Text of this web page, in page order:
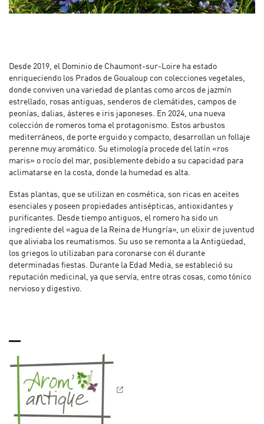
Desde 2019, el Dominio de Chaumont-sur-Loire ha estado
enriqueciendo los Prados de Goualoup con colecciones vegetales,
donde conviven una variedad de plantas como arcos de jazmín
estrellado, rosas antiguas, senderos de clemátides, campos de
peonías, dalias, ásteres e iris japoneses. En 2024, una nueva
colección de romeros toma el protagonismo. Estos arbustos
mediterráneos, de porte erguido y compacto, desarrollan un follaje
perenne muy aromático. Su etimología procede del latín «ros
maris» o rocío del mar, posiblemente debido a su capacidad para
aclimatarse en la costa, donde la humedad es alta.
Estas plantas, que se utilizan en cosmética, son ricas en aceites
esenciales y poseen propiedades antisépticas, antioxidantes y
purificantes. Desde tiempo antiguos, el romero ha sido un
ingrediente del «agua de la Reina de Hungría», un elixir de juventud
que aliviaba los reumatismos. Su uso se remonta a la Antigüedad,
los griegos lo utilizaban para coronarse con él durante
determinadas fiestas. Durante la Edad Media, se estableció su
reputación medicinal, ya que servía, entre otras cosas, como tónico
nervioso y digestivo.